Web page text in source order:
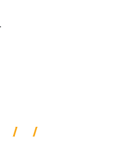
acabamento